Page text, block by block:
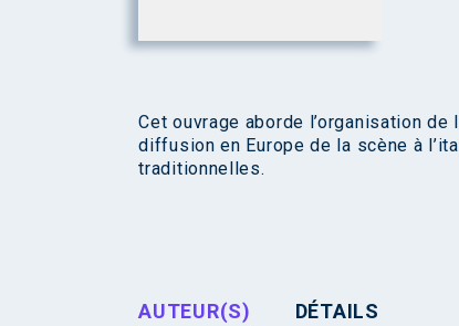
Cet ouvrage aborde l’organisation
diffusion en Europe de la scène à
traditionnelles.
AUTEUR(S) DÉTAILS